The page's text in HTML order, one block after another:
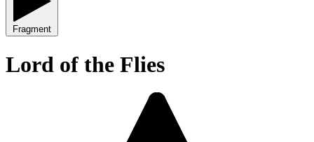
Fragment
Lord of the Flies